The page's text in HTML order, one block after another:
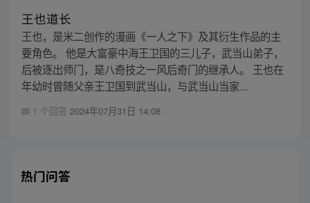
王也道长
王也，是米二创作的漫画《一人之下》及其衍生作品的主
要角色。 他是大富豪中海王卫国的三儿子，武当山弟子，
后被逐出师门，是八奇技之一风后奇门的继承人。 王也在
年幼时曾随父亲王卫国到武当山，与武当山当家...
1 个回答 2024年07月31日 14:08
热门问答